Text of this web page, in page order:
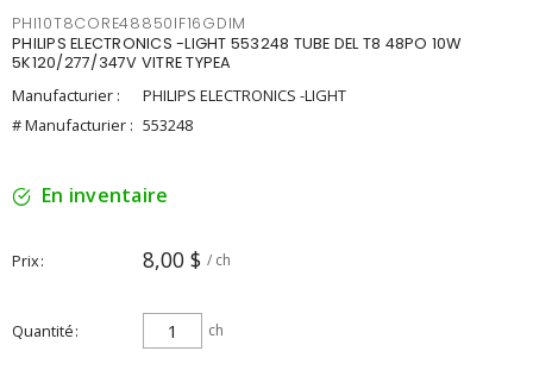
PHI10T8CORE48850IF16GDIM
PHILIPS ELECTRONICS -LIGHT 553248 TUBE DEL T8 48PO 10W
5K120/277/347V VITRE TYPEA
Manufacturier :
PHILIPS ELECTRONICS -LIGHT
# Manufacturier : 553248
En inventaire
Prix 8,00 $ / ch
Quantité ch